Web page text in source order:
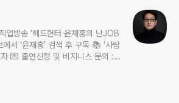
업방송 '헤드헌터 윤재홍의 난JOB
서 ‘윤재홍’ 검색 후 구독 📚 ‘사람
💌 출연신청 및 비지니스 문의 :